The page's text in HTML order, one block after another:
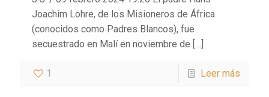
Joachim Lohre, de los Misioneros de África
(conocidos como Padres Blancos), fue
secuestrado en Malí en noviembre de […]
1 Leer más